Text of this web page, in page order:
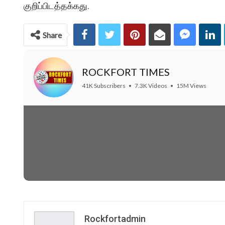
குறிப்பிடத்தக்கது.
Share
ROCKFORT TIMES
41K Subscribers • 7.3K Videos • 15M Views
Rockfortadmin